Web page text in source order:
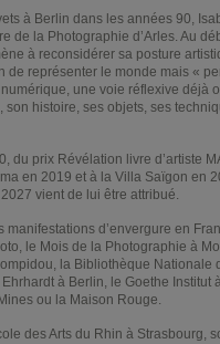
à Berlin dans les années 90,
de la Photographie d’Arles. Au
à reconsidérer sa posture
de représenter le monde mais «
une voie réflexive déjà
histoire, ses objets, ses
du prix Révélation livre d’artiste
en 2019 et à la Villa Saïgon en
vient de lui être attribué.
d’envergure en
le Mois de la Photographie à
la Bibliothèque Nationale
à Berlin, le Goethe Institut
ou la Maison Rouge.
des Arts du Rhin à Strasbourg,